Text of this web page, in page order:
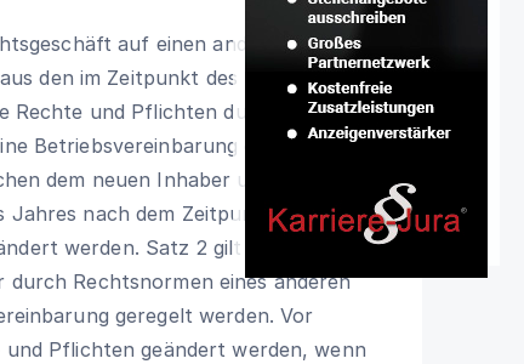
auf einen anderen Inhaber
den im Zeitpunkt des Übergangs
Rechte und Pflichten durch
Betriebsvereinbarung geregelt, so
dem neuen Inhaber und dem
nach dem Zeitpunkt des
werden. Satz 2 gilt nicht, wenn
Rechtsnormen eines anderen
geregelt werden. Vor
Pflichten geändert werden, wenn